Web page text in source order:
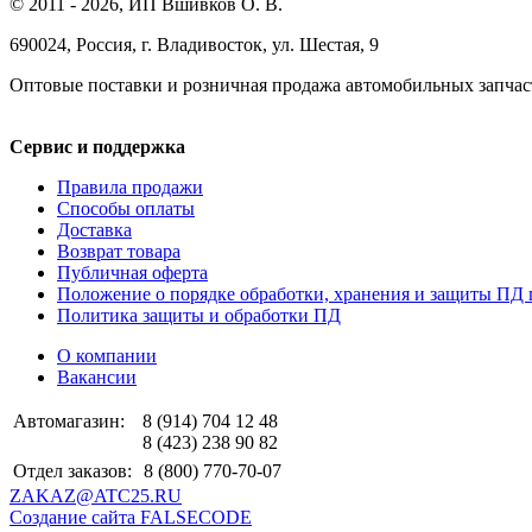
© 2011 - 2026, ИП Вшивков О. В.
690024, Россия, г. Владивосток, ул. Шестая, 9
Оптовые поставки и розничная продажа автомобильных
Сервис и поддержка
Правила продажи
Способы оплаты
Доставка
Возврат товара
Публичная оферта
Положение о порядке обработки, хранения и защиты ПД
Политика защиты и обработки ПД
О компании
Вакансии
Автомагазин:
8 (914) 704 12 48
8 (423) 238 90 82
Отдел заказов:
8 (800) 770-70-07
ZAKAZ@ATC25.RU
Создание сайта FALSECODE